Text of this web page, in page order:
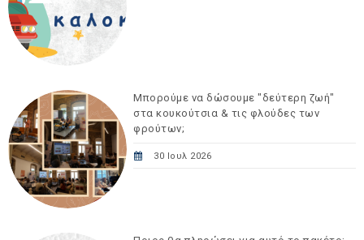
Μπορούμε να δώσουμε "δεύτερη ζωή"
στα κουκούτσια & τις φλούδες των
φρούτων;
30 Ιουλ 2026